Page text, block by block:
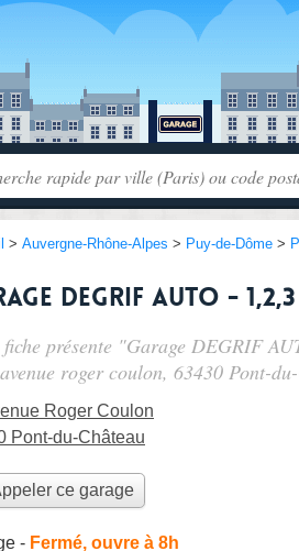
> Auvergne-Rhône-Alpes > Puy-de-Dôme >
DEGRIF AUTO -
fiche présente "Garage DEGRIF
avenue roger coulon, 63430 Pont-
Roger Coulon
Pont-du-Château
ce garage
- Fermé, ouvre à 8h